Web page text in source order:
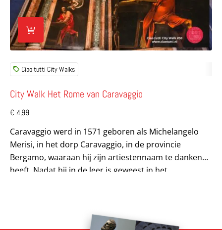
Ciao tutti City Walks
City Walk Het Rome van Caravaggio
€ 4,99
Caravaggio werd in 1571 geboren als Michelangelo
Merisi, in het dorp Caravaggio, in de provincie
Bergamo, waaraan hij zijn artiestennaam te danken
heeft. Nadat hij in de leer is geweest in het...